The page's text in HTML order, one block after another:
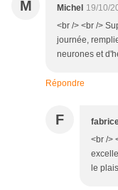
M Michel 19/10/
<br /> <br />
journée,
neurones et
Répondre
F
<br />
le